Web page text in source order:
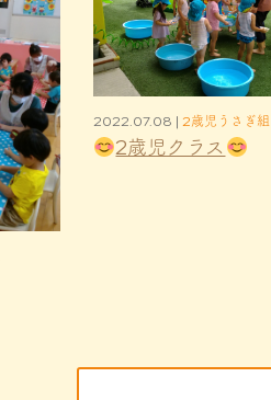
2022.07.08 | 2歳児うさぎ組
2歳児クラス